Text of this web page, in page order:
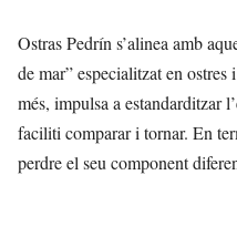
Ostras Pedrín s’alinea amb
de mar” especialitzat en
més, impulsa a estandarditzar
faciliti comparar i tornar. En
perdre el seu component